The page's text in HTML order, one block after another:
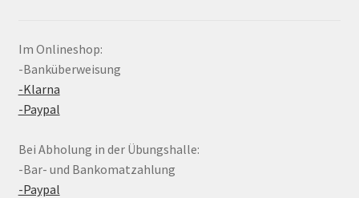
Im Onlineshop:
-Banküberweisung
-Klarna
-Paypal
Bei Abholung in der Übungshalle:
-Bar- und Bankomatzahlung
-Paypal